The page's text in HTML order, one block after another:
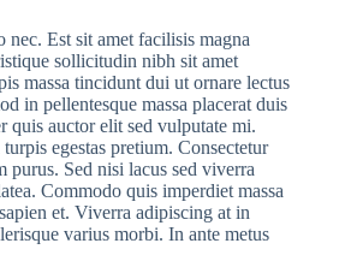
nec. Est sit amet facilisis magna
sollicitudin nibh sit amet
massa tincidunt dui ut ornare lectus
in pellentesque massa placerat duis
quis auctor elit sed vulputate mi.
egestas pretium. Consectetur
purus. Sed nisi lacus sed viverra
Commodo quis imperdiet massa
et. Viverra adipiscing at in
varius morbi. In ante metus